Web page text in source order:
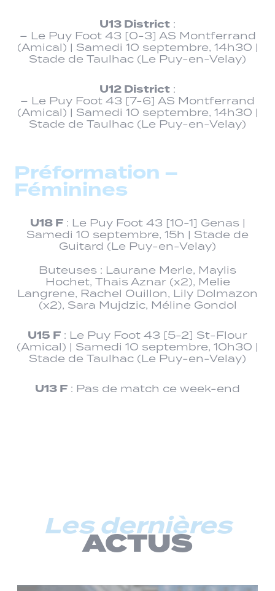
U13 District :
– Le Puy Foot 43 [0-3] AS Montferrand
(Amical) | Samedi 10 septembre, 14h30 |
Stade de Taulhac (Le Puy-en-Velay)
U12 District :
– Le Puy Foot 43 [7-6] AS Montferrand
(Amical) | Samedi 10 septembre, 14h30 |
Stade de Taulhac (Le Puy-en-Velay)
Préformation –
Féminines
U18 F: Le Puy Foot 43 [10-1] Genas |
Samedi 10 septembre, 15h | Stade de
Guitard (Le Puy-en-Velay)
Buteuses : Laurane Merle, Maylis
Hochet, Thais Aznar (x2), Melie
Langrene, Rachel Ouillon, Lily Dolmazon
(x2), Sara Mujdzic, Méline Gondol
U15 F : Le Puy Foot 43 [5-2] St-Flour
(Amical) | Samedi 10 septembre, 10h30 |
Stade de Taulhac (Le Puy-en-Velay)
U13 F : Pas de match ce week-end
Les dernières
ACTUS